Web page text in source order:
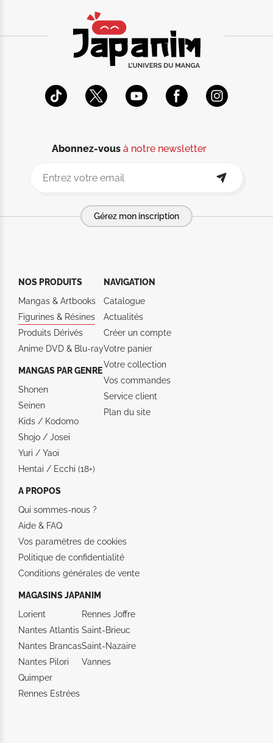
Abonnez-vousà notre newsletter
Gérez mon inscription
NOS PRODUITS
Mangas & Artbooks
Figurines & Résines
Produits Dérivés
Anime DVD & Blu‑ray
MANGAS PAR GENRE
Shonen
Seinen
Kids / Kodomo
Shojo / Josei
Yuri / Yaoi
Hentai / Ecchi (18+)
NAVIGATION
Catalogue
Actualités
Créer un compte
Votre panier
Votre collection
Vos commandes
Service client
Plan du site
A PROPOS
Qui sommes-nous ?
Aide & FAQ
Vos paramètres de cookies
Politique de confidentialité
Conditions générales de vente
MAGASINS JAPANIM
Lorient
Nantes Atlantis
Nantes Brancas
Nantes Pilori
Quimper
Rennes Estrées
Rennes Joffre
Saint-Brieuc
Saint-Nazaire
Vannes